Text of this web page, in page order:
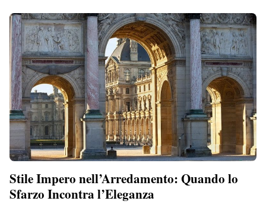
Stile Impero nell’Arredamento: Quando lo
Sfarzo Incontra l’Eleganza